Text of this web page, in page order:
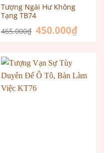
Tượng Ngài Hư Không
Tạng TB74
465.000₫ Giá
gốc
450.000₫Giá
hiện